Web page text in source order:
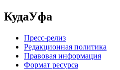
КудаУфа
Пресс-релиз
Редакционная политика
Правовая информация
Формат ресурса